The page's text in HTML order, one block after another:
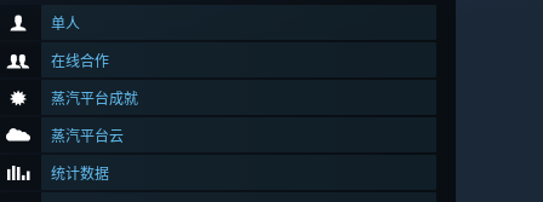
单人
在线合作
蒸汽平台成就
蒸汽平台云
统计数据